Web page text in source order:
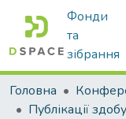
Фонди
та
зібрання
Головна